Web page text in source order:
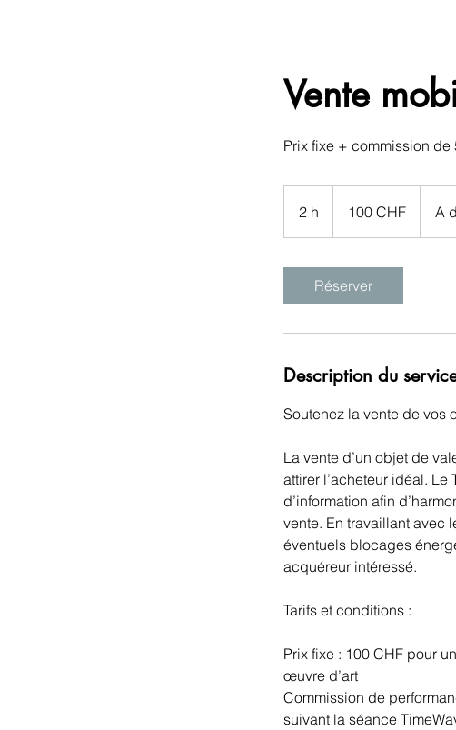
Vente
Prix fixe + commission de
2 h
h
suisses100 CHF A
Réserver
Description du
Soutenez la vente de vos
La vente d’un objet de
attirer l’acheteur idéal.
d’information afin
vente. En travaillant avec
éventuels blocages
acquéreur intéressé.
Tarifs et conditions :
Prix fixe : 100 CHF pour
œuvre d’art
Commission de
suivant la séance